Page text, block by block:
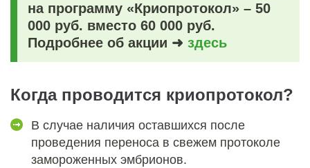
на программу «Криопротокол» – 50
000 руб. вместо 60 000 руб.
Подробнее об акции ➜ здесь
Когда проводится криопротокол?
В случае наличия оставшихся после
проведения переноса в свежем протоколе
замороженных эмбрионов.